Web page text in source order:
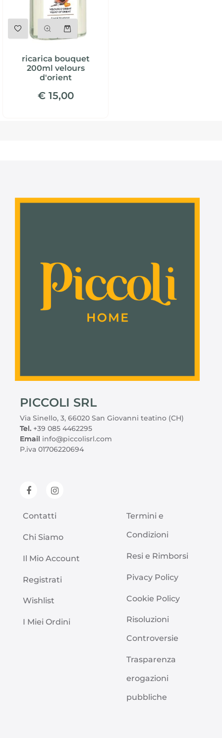
ricarica bouquet
200ml velours
d'orient
€ 15,00
PICCOLI SRL
Via Sinello, 3, 66020 San Giovanni teatino (CH)
Tel. +39 085 4462295
Email info@piccolisrl.com
P.iva 01706220694
Contatti
Chi Siamo
Il Mio Account
Registrati
Wishlist
I Miei Ordini
Termini e
Condizioni
Resi e Rimborsi
Pivacy Policy
Cookie Policy
Risoluzioni
Controversie
Trasparenza
erogazioni
pubbliche